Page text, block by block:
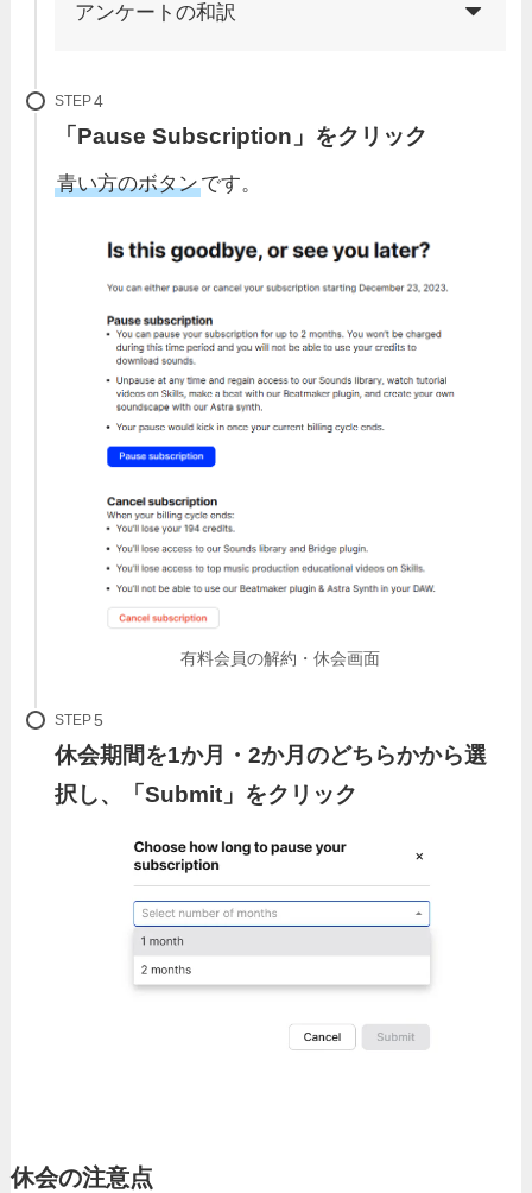
アンケートの和訳
STEP
「Pause Subscription」をクリック
青い方のボタンです。
有料会員の解約・休会画面
STEP
休会期間を1か月・2か月のどちらかから選
択し、「Submit」をクリック
休会の注意点